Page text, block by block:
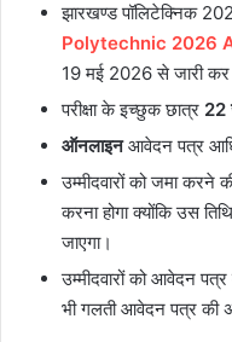
झारखण्ड पॉलिटेक्निक
Polytechnic 2026
19 मई 2026 से जारी कर
परीक्षा के इच्छुक छात्र 22
ऑनलाइनआवेदन पत्र
उम्मीदवारों को जमा करने
करना होगा क्योंकि उस
जाएगा।
उम्मीदवारों को आवेदन पत्र
भी गलती आवेदन पत्र की